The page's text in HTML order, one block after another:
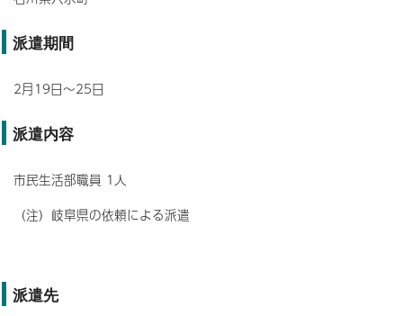
派遣期間
2月19日～25日
派遣内容
市民生活部職員 1人
（注）岐阜県の依頼による派遣
派遣先